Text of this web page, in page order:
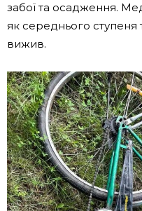
забої та осадження.
як середнього ступеня
вижив.